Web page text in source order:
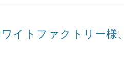
イトファクトリー様